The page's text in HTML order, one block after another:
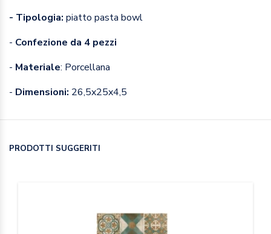
- Tipologia: piatto pasta bowl
- Confezione da 4 pezzi
- Materiale: Porcellana
- Dimensioni: 26,5x25x4,5
PRODOTTI SUGGERITI